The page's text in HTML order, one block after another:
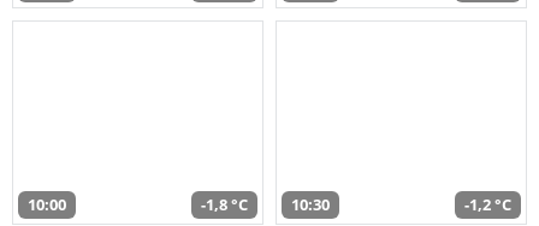
10:00 -1,8 °C 10:30 -1,2 °C